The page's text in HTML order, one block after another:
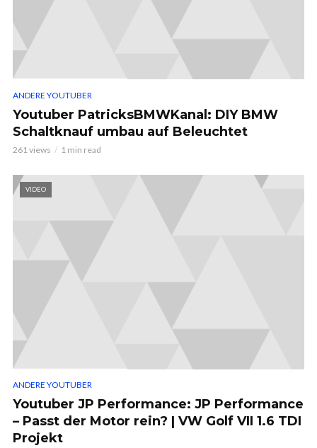
ANDERE YOUTUBER
Youtuber PatricksBMWKanal: DIY BMW
Schaltknauf umbau auf Beleuchtet
261 views 1 min read
VIDEO
ANDERE YOUTUBER
Youtuber JP Performance: JP Performance
– Passt der Motor rein? | VW Golf VII 1.6 TDI
Projekt